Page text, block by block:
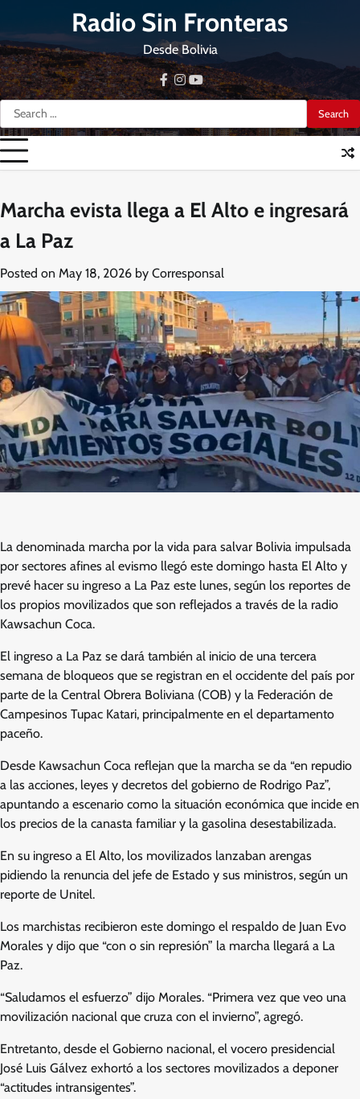
content
Radio Sin Fronteras
Desde Bolivia
Search
for:
facebook
instagram
youtube
Marcha evista llega a El Alto e ingresará
a La Paz
Posted on May 18, 2026 by Corresponsal
La denominada marcha por la vida para salvar Bolivia impulsada
por sectores afines al evismo llegó este domingo hasta El Alto y
prevé hacer su ingreso a La Paz este lunes, según los reportes de
los propios movilizados que son reflejados a través de la radio
Kawsachun Coca.
El ingreso a La Paz se dará también al inicio de una tercera
semana de bloqueos que se registran en el occidente del país por
parte de la Central Obrera Boliviana (COB) y la Federación de
Campesinos Tupac Katari, principalmente en el departamento
paceño.
Desde Kawsachun Coca reflejan que la marcha se da “en repudio
a las acciones, leyes y decretos del gobierno de Rodrigo Paz”,
apuntando a escenario como la situación económica que incide en
los precios de la canasta familiar y la gasolina desestabilizada.
En su ingreso a El Alto, los movilizados lanzaban arengas
pidiendo la renuncia del jefe de Estado y sus ministros, según un
reporte de Unitel.
Los marchistas recibieron este domingo el respaldo de Juan Evo
Morales y dijo que “con o sin represión” la marcha llegará a La
Paz.
“Saludamos el esfuerzo” dijo Morales. “Primera vez que veo una
movilización nacional que cruza con el invierno”, agregó.
Entretanto, desde el Gobierno nacional, el vocero presidencial
José Luis Gálvez exhortó a los sectores movilizados a deponer
“actitudes intransigentes”.